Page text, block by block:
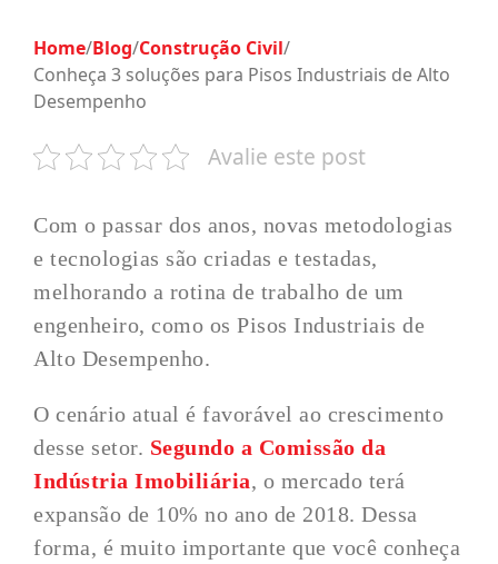
Home/Blog/Construção Civil/
Conheça 3 soluções para Pisos Industriais de Alto
Desempenho
Avalie este post
Com o passar dos anos, novas metodologias
e tecnologias são criadas e testadas,
melhorando a rotina de trabalho de um
engenheiro, como os Pisos Industriais de
Alto Desempenho.
O cenário atual é favorável ao crescimento
desse setor. Segundo a Comissão da
Indústria Imobiliária, o mercado terá
expansão de 10% no ano de 2018. Dessa
forma, é muito importante que você conheça